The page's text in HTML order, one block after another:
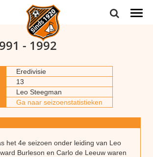
- 1992
Eredivisie
13
Leo Steegman
Ga naar seizoenstatistieken
het 4e seizoen onder leiding van Leo
Burleson en Carlo de Leeuw waren